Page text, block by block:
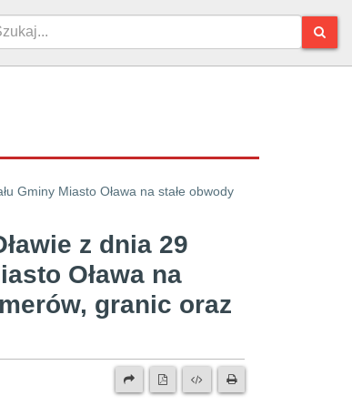
Gminy Miasto Oława na stałe obwody
z dnia 29
Oława na
granic oraz